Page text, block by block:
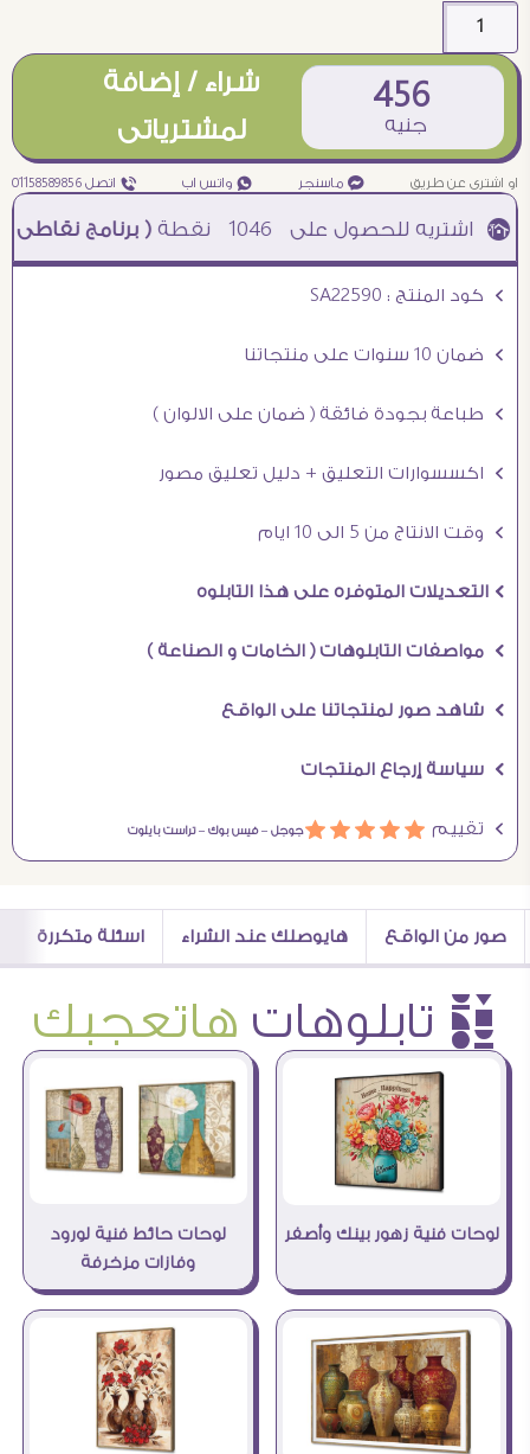
456
جنيه
شراء / إضافة
لمشترياتى
او اشترى عن طريق ¥ ماسنجر ₧ واتس اب ƒ اتصل 01158589856
1046 نقطة( برنامج نقاطى )à خصم 5% للعملاء الجدد à شحن مجانى عند الشراء ب 4000 جنيه à
Ö كود المنتج : SA22590
Ö ضمان 10 سنوات على منتجاتنا
Ö طباعة بجودة فائقة ( ضمان على الالوان )
Ö اكسسوارات التعليق + دليل تعليق مصور
Ö وقت الانتاج من 5 الى 10 ايام
Ö التعديلات المتوفره على هذا التابلوه
Ö مواصفات التابلوهات ( الخامات و الصناعة )
Ö شاهد صور لمنتجاتنا على الواقع
Ö سياسة إرجاع المنتجات
Ö تقييم áááááجوجل –فيس بوك –تراست بايلوت
صور من الواقع هايوصلك عند الشراء اسئلة متكررة
è تابلوهات هاتعجبك
لوحات فنية زهور بينك وأصفر
لوحات حائط فنية لورود
وفازات مزخرفة